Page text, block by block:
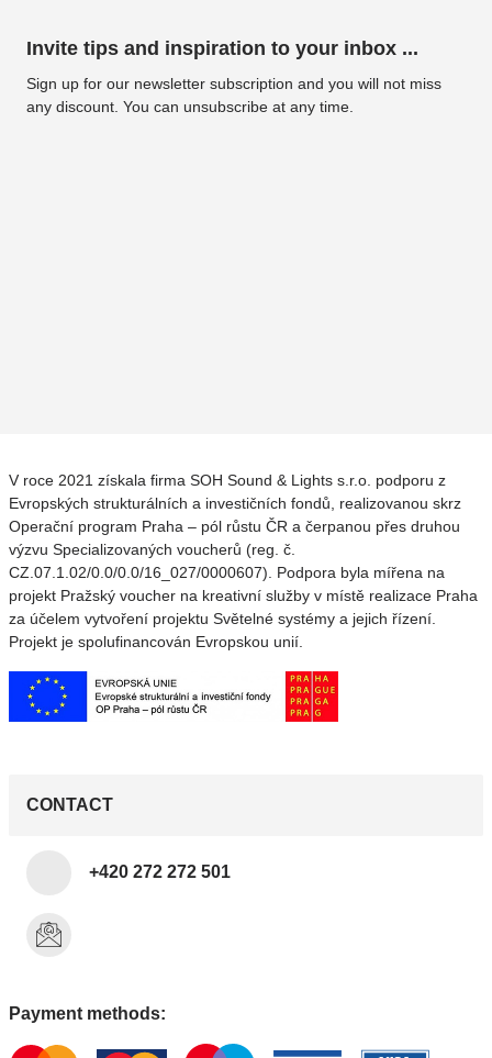
Invite tips and inspiration to your inbox ...
Sign up for our newsletter subscription and you will not miss
any discount. You can unsubscribe at any time.
V roce 2021 získala firma SOH Sound & Lights s.r.o. podporu z
Evropských strukturálních a investičních fondů, realizovanou skrz
Operační program Praha – pól růstu ČR a čerpanou přes druhou
výzvu Specializovaných voucherů (reg. č.
CZ.07.1.02/0.0/0.0/16_027/0000607). Podpora byla mířena na
projekt Pražský voucher na kreativní služby v místě realizace Praha
za účelem vytvoření projektu Světelné systémy a jejich řízení.
Projekt je spolufinancován Evropskou unií.
CONTACT
+420 272 272 501
Payment methods: